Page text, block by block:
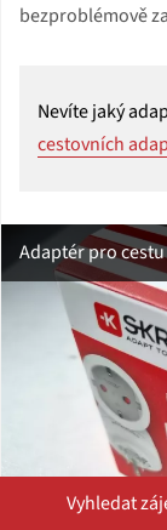
bezproblémově
Nevíte jaký
cestovních
Adaptér pro cestu
Vyhledat